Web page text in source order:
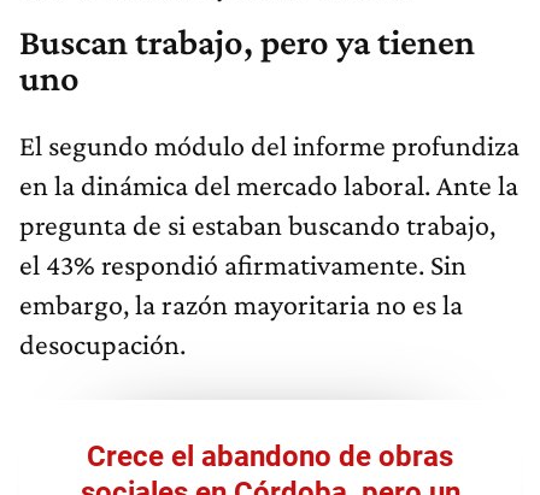
Buscan trabajo, pero ya tienen
uno
El segundo módulo del informe profundiza
en la dinámica del mercado laboral. Ante la
pregunta de si estaban buscando trabajo,
el 43% respondió afirmativamente. Sin
embargo, la razón mayoritaria no es la
desocupación.
Crece el abandono de obras